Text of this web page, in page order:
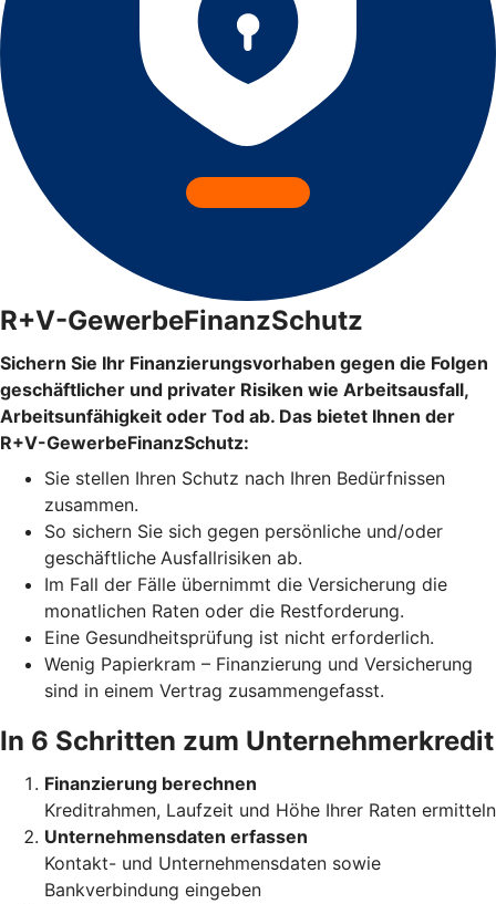
R+V-GewerbeFinanzSchutz
Sichern Sie Ihr Finanzierungsvorhaben gegen die Folgen
geschäftlicher und privater Risiken wie Arbeitsausfall,
Arbeitsunfähigkeit oder Tod ab. Das bietet Ihnen der
R+V-GewerbeFinanzSchutz:
Sie stellen Ihren Schutz nach Ihren Bedürfnissen
zusammen.
So sichern Sie sich gegen persönliche und/oder
geschäftliche Ausfallrisiken ab.
Im Fall der Fälle übernimmt die Versicherung die
monatlichen Raten oder die Restforderung.
Eine Gesundheitsprüfung ist nicht erforderlich.
Wenig Papierkram – Finanzierung und Versicherung
sind in einem Vertrag zusammengefasst.
In 6 Schritten zum Unternehmerkredit
Finanzierung berechnen
Kreditrahmen, Laufzeit und Höhe Ihrer Raten ermitteln
Unternehmensdaten erfassen
Kontakt- und Unternehmensdaten sowie
Bankverbindung eingeben